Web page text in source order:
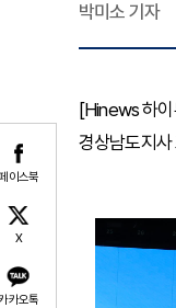
이스북
X
카오톡
박미소 기자
[Hinews 하
경상남도지사